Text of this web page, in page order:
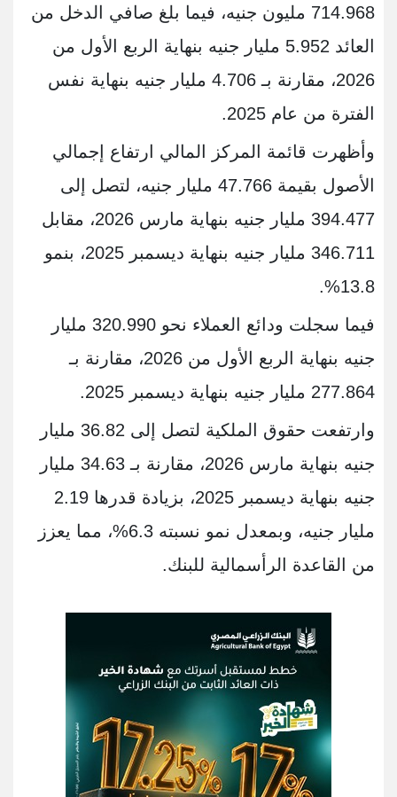
714.968 مليون جنيه، فيما بلغ صافي الدخل من
العائد 5.952 مليار جنيه بنهاية الربع الأول من
2026، مقارنة بـ 4.706 مليار جنيه بنهاية نفس
الفترة من عام 2025.
وأظهرت قائمة المركز المالي ارتفاع إجمالي
الأصول بقيمة 47.766 مليار جنيه، لتصل إلى
394.477 مليار جنيه بنهاية مارس 2026، مقابل
346.711 مليار جنيه بنهاية ديسمبر 2025، بنمو
13.8%.
فيما سجلت ودائع العملاء نحو 320.990 مليار
جنيه بنهاية الربع الأول من 2026، مقارنة بـ
277.864 مليار جنيه بنهاية ديسمبر 2025.
وارتفعت حقوق الملكية لتصل إلى 36.82 مليار
جنيه بنهاية مارس 2026، مقارنة بـ 34.63 مليار
جنيه بنهاية ديسمبر 2025، بزيادة قدرها 2.19
مليار جنيه، وبمعدل نمو نسبته 6.3%، مما يعزز
من القاعدة الرأسمالية للبنك.